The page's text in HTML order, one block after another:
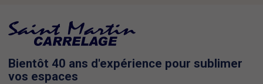
Bientôt 40 ans d'expérience pour sublimer
vos espaces